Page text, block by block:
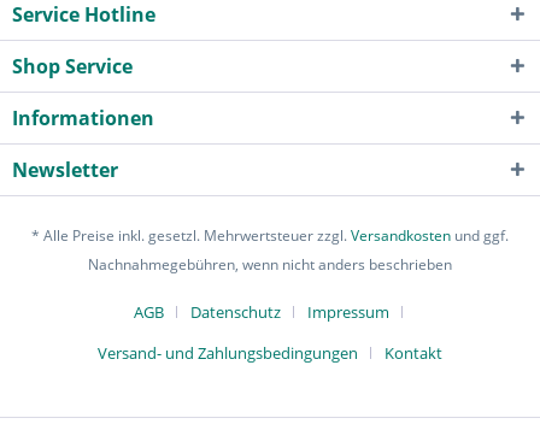
Service Hotline
Shop Service
Informationen
Newsletter
* Alle Preise inkl. gesetzl. Mehrwertsteuer zzgl.Versandkosten und ggf.
Nachnahmegebühren, wenn nicht anders beschrieben
AGB Datenschutz
Impressum
Versand- und Zahlungsbedingungen
Kontakt